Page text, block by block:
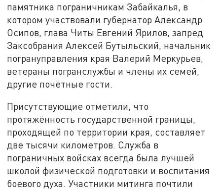
памятника пограничникам Забайкалья, в
котором участвовали губернатор Александр
Осипов, глава Читы Евгений Ярилов, запред
Заксобрания Алексей Бутыльский, начальник
погрануправления края Валерий Меркурьев,
ветераны погранслужбы и члены их семей,
другие почётные гости.
Присутствующие отметили, что
протяжённость государственной границы,
проходящей по территории края, составляет
две тысячи километров. Служба в
пограничных войсках всегда была лучшей
школой физической подготовки и воспитания
боевого духа. Участники митинга почтили